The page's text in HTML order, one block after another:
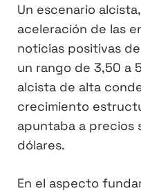
Un escenario
aceleración de las
noticias positivas
un rango de 3,50 a
alcista de alta
crecimiento
apuntaba a precios
dólares.
En el aspecto